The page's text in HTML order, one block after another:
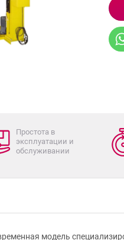
Простота в
эксплуатации и
обслуживании
модель